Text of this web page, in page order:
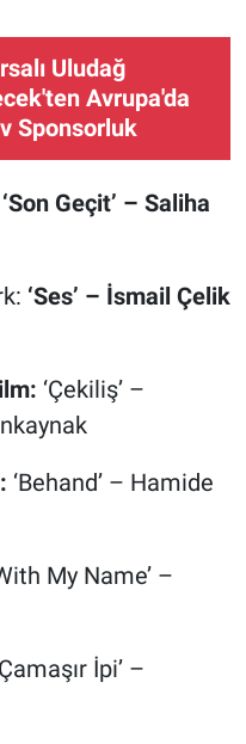
Uludağ
Avrupa'da
Sponsorluk
‘Son Geçit’ – Saliha
‘Ses’ – İsmail Çelik
‘Çekiliş’ –
‘Behand’ – Hamide
My Name’ –
İpi’ –